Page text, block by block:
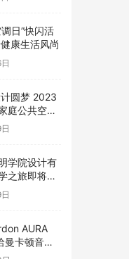
日”快闪活
康生活风尚
圆梦 2023
庭公共空间
礼成
学院设计有
之旅即将启
AURA
曼卡顿音乐
发布